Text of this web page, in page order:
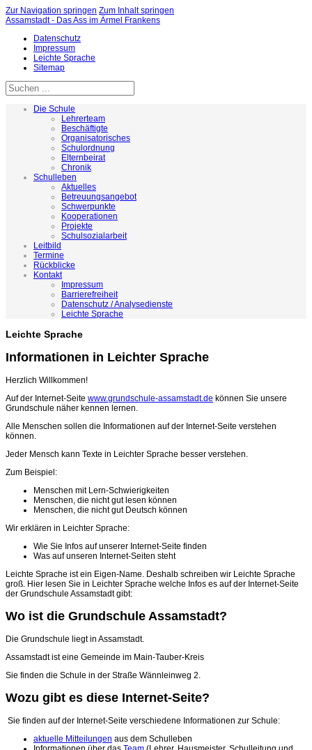
Zur Navigation springen Zum Inhalt springen
Assamstadt - Das Ass im Ärmel Frankens
Datenschutz
Impressum
Leichte Sprache
Sitemap
Die Schule
Lehrerteam
Beschäftigte
Organisatorisches
Schulordnung
Elternbeirat
Chronik
Schulleben
Aktuelles
Betreuungsangebot
Schwerpunkte
Kooperationen
Projekte
Schulsozialarbeit
Leitbild
Termine
Rückblicke
Kontakt
Impressum
Barrierefreiheit
Datenschutz / Analysedienste
Leichte Sprache
Leichte Sprache
Informationen in Leichter Sprache
Herzlich Willkommen!
Auf der Internet-Seite www.grundschule-assamstadt.de können Sie unsere
Grundschule näher kennen lernen.
Alle Menschen sollen die Informationen auf der Internet-Seite verstehen
können.
Jeder Mensch kann Texte in Leichter Sprache besser verstehen.
Zum Beispiel:
Menschen mit Lern-Schwierigkeiten
Menschen, die nicht gut lesen können
Menschen, die nicht gut Deutsch können
Wir erklären in Leichter Sprache:
Wie Sie Infos auf unserer Internet-Seite finden
Was auf unseren Internet-Seiten steht
Leichte Sprache ist ein Eigen-Name. Deshalb schreiben wir Leichte Sprache
groß. Hier lesen Sie in Leichter Sprache welche Infos es auf der Internet-Seite
der Grundschule Assamstadt gibt:
Wo ist die Grundschule Assamstadt?
Die Grundschule liegt in Assamstadt.
Assamstadt ist eine Gemeinde im Main-Tauber-Kreis
Sie finden die Schule in der Straße Wännleinweg 2.
Wozu gibt es diese Internet-Seite?
Sie finden auf der Internet-Seite verschiedene Informationen zur Schule:
aktuelle Mitteilungen aus dem Schulleben